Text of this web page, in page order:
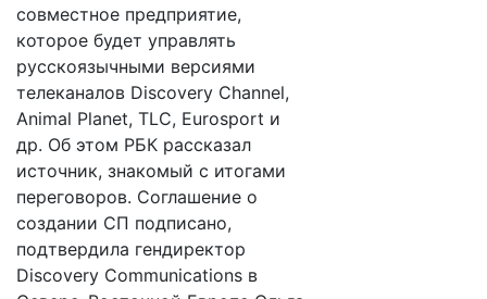
совместное предприятие,
которое будет управлять
русскоязычными версиями
телеканалов Discovery Channel,
Animal Planet, TLC, Eurosport и
др. Об этом РБК рассказал
источник, знакомый с итогами
переговоров. Соглашение о
создании СП подписано,
подтвердила гендиректор
Discovery Communications в